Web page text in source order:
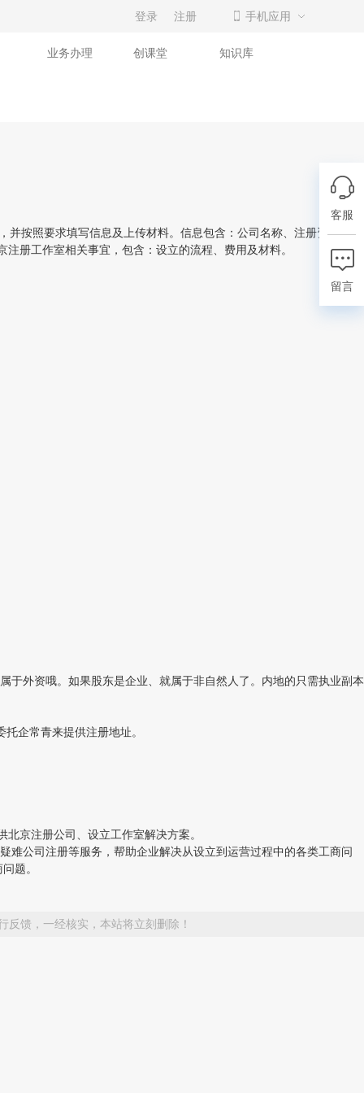
登录 注册 手机应用
业务办理 创课堂 知识库
按照要求填写信息及上传材料。信息包含：公司名称、注册资本、企
册工作室相关事宜，包含：设立的流程、费用及材料。
外资哦。如果股东是企业、就属于非自然人了。内地的只需执业副本
企常青来提供注册地址。
京注册公司、设立工作室解决方案。
难公司注册等服务，帮助企业解决从设立到运营过程中的各类工商问
题。
反馈，一经核实，本站将立刻删除！
客服
留言